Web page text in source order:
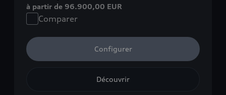
à partir de 96.900,00 EUR
Comparer
Configurer
Découvrir